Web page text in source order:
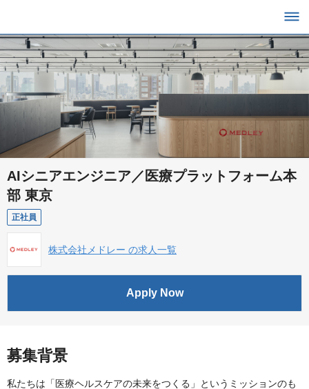
AIシニアエンジニア／医療プラットフォーム本
部 東京
正社員
株式会社メドレー の求人一覧
Apply Now
募集背景
私たちは「医療ヘルスケアの未来をつくる」というミッションのも